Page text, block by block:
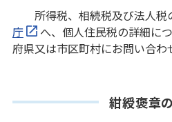
所得税、相続税及び法人税
庁
へ、個人住民税の詳細に
府県又は市区町村にお問い合わ
紺綬褒章